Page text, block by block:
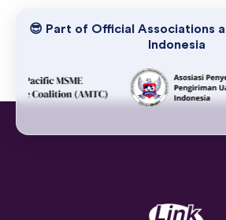
😎 Part of Official Associations
Indonesia